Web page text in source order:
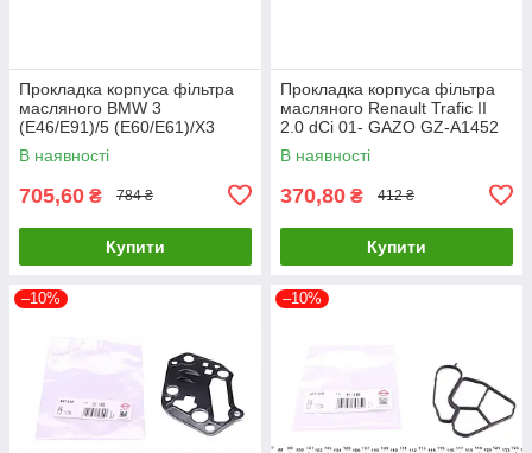
Прокладка корпуса фільтра
масляного BMW 3
(E46/E91)/5 (E60/E61)/X3
(E83) 2.0D 98-12 M47 BMW
11427787695 UA61
В наявності
705,60 ₴ 784 ₴
Купити
Прокладка корпуса фільтра
масляного Renault Trafic II
2.0 dCi 01- GAZO GZ-A1452
UA61
В наявності
370,80 ₴ 412 ₴
Купити
–10% –10%